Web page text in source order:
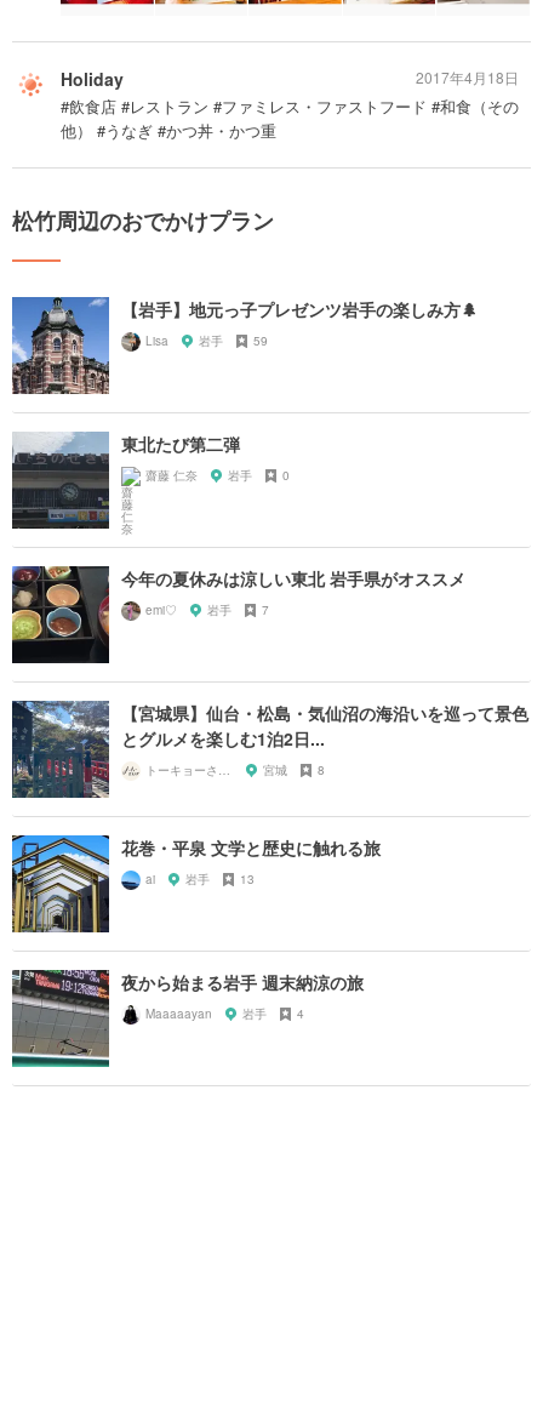
Holiday
#飲食店 #レストラン #ファミレス・ファストフード #和食（その
他） #うなぎ #かつ丼・かつ重
2017年4月18日
松竹周辺のおでかけプラン
【岩手】地元っ子プレゼンツ岩手の楽しみ方🌲
Lisa 岩手 59
東北たび第二弾
齋藤 仁奈 岩手 0
今年の夏休みは涼しい東北 岩手県がオススメ
emi♡ 岩手 7
【宮城県】仙台・松島・気仙沼の海沿いを巡って景色
とグルメを楽しむ1泊2日...
トーキョーさんぽ 宮城 8
花巻・平泉 文学と歴史に触れる旅
ai 岩手 13
夜から始まる岩手 週末納涼の旅
Maaaaayan 岩手 4